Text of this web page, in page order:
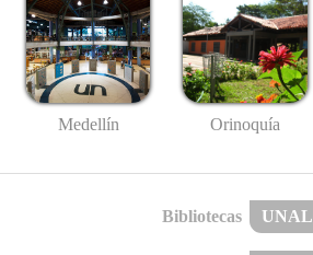
Medellín Orinoquía
Bibliotecas UNAL